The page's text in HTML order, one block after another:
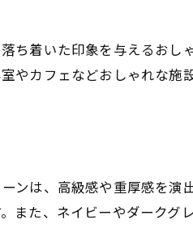
ち着いた印象を与えるお
やカフェなどおしゃれな施
ンは、高級感や重厚感を
また、ネイビーやダークグ